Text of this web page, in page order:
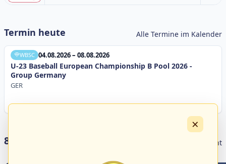
Termin heute Alle Termine im Kalender
WBSC 04.08.2026 – 08.08.2026
U-23 Baseball European Championship B Pool 2026 -
Group Germany
GER
8 Livestreams heute Livestream Übersicht
×